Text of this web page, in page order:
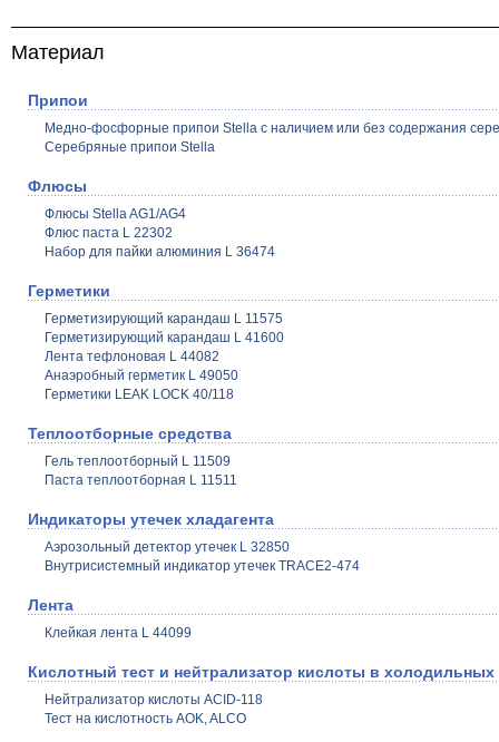
Материал
Припои
Медно-фосфорные припои Stella с наличием или без содержания
Серебряные припои Stella
Флюсы
Флюсы Stella AG1/AG4
Флюс паста L 22302
Набор для пайки алюминия L 36474
Герметики
Герметизирующий карандаш L 11575
Герметизирующий карандаш L 41600
Лента тефлоновая L 44082
Анаэробный герметик L 49050
Герметики LEAK LOCK 40/118
Теплоотборные средства
Гель теплоотборный L 11509
Паста теплоотборная L 11511
Индикаторы утечек хладагента
Аэрозольный детектор утечек L 32850
Внутрисистемный индикатор утечек TRACE2-474
Лента
Клейкая лента L 44099
Кислотный тест и нейтрализатор кислоты в холодильных
Нейтрализатор кислоты ACID-118
Тест на кислотность AOK, ALCO